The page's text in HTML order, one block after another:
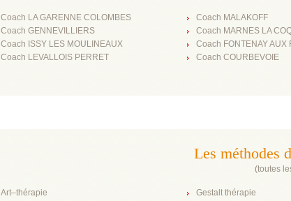
Coach LA GARENNE COLOMBES
Coach GENNEVILLIERS
Coach ISSY LES MOULINEAUX
Coach LEVALLOIS PERRET
Coach MALAKOFF
Coach MARNES LA
Coach FONTENAY AUX
Coach COURBEVOIE
Les méthodes
(toutes
Art–thérapie Gestalt thérapie